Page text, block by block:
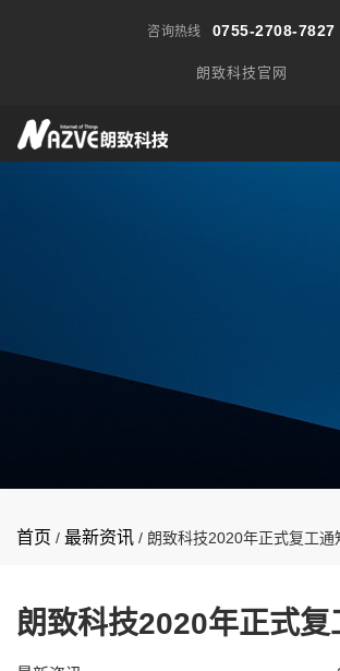
咨询热线 0755-2708-7827
朗致科技官网
首页 / 最新资讯 / 朗致科技2020年正式复工通
朗致科技2020年正式复